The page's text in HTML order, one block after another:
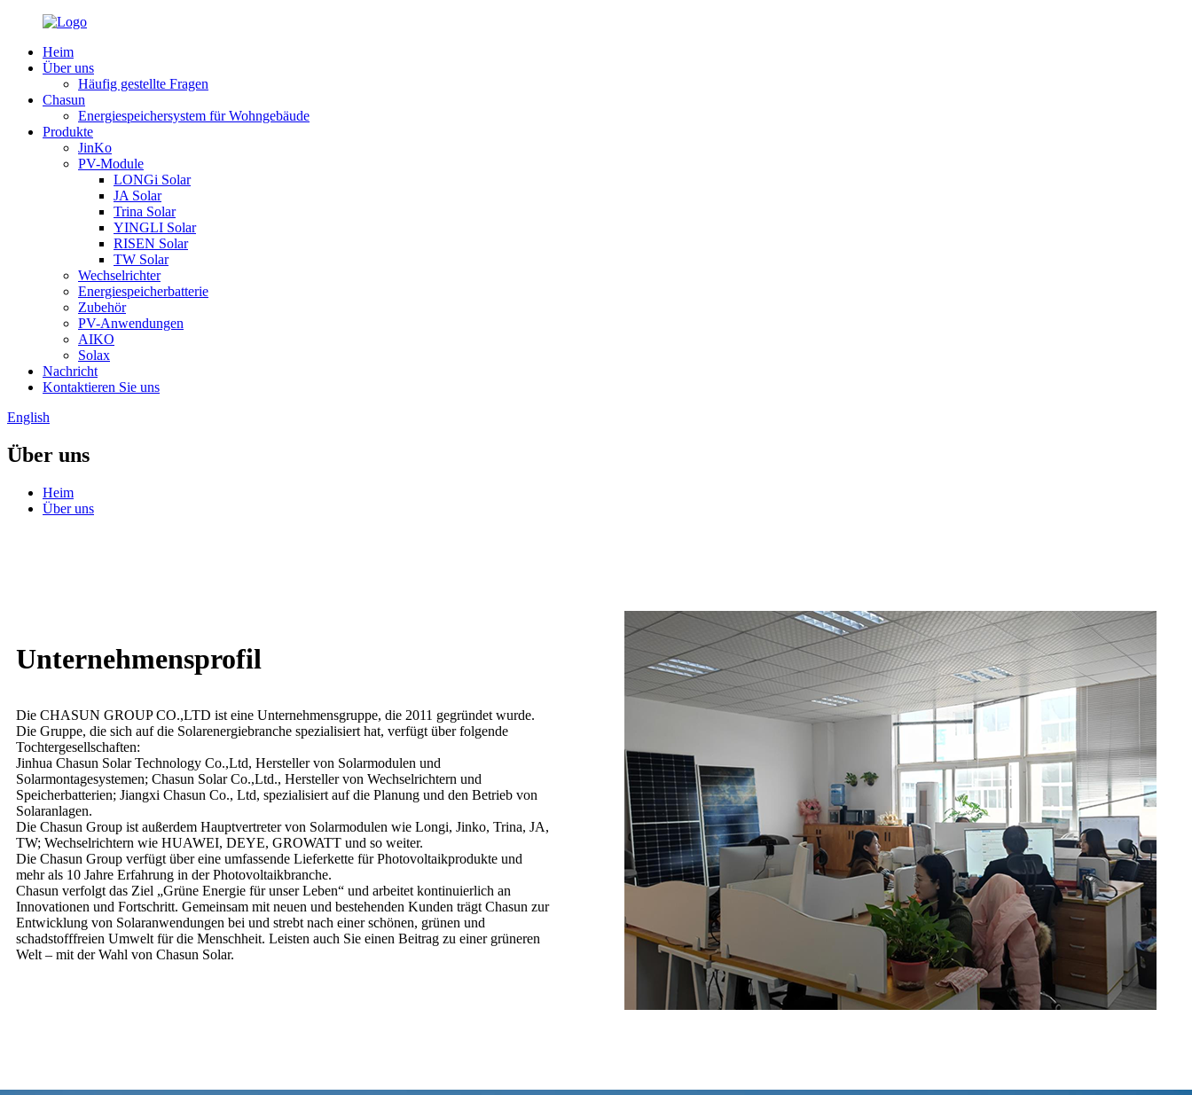
Heim
Über uns
Häufig gestellte Fragen
Chasun
Energiespeichersystem für Wohngebäude
Produkte
JinKo
PV-Module
LONGi Solar
JA Solar
Trina Solar
YINGLI Solar
RISEN Solar
TW Solar
Wechselrichter
Energiespeicherbatterie
Zubehör
PV-Anwendungen
AIKO
Solax
Nachricht
Kontaktieren Sie uns
English
Über uns
Heim
Über uns
Unternehmensprofil
Die CHASUN GROUP CO.,LTD ist eine Unternehmensgruppe, die 2011 gegründet wurde.
Die Gruppe, die sich auf die Solarenergiebranche spezialisiert hat, verfügt über folgende
Tochtergesellschaften:
Jinhua Chasun Solar Technology Co.,Ltd, Hersteller von Solarmodulen und
Solarmontagesystemen; Chasun Solar Co.,Ltd., Hersteller von Wechselrichtern und
Speicherbatterien; Jiangxi Chasun Co., Ltd, spezialisiert auf die Planung und den Betrieb von
Solaranlagen.
Die Chasun Group ist außerdem Hauptvertreter von Solarmodulen wie Longi, Jinko, Trina, JA,
TW; Wechselrichtern wie HUAWEI, DEYE, GROWATT und so weiter.
Die Chasun Group verfügt über eine umfassende Lieferkette für Photovoltaikprodukte und
mehr als 10 Jahre Erfahrung in der Photovoltaikbranche.
Chasun verfolgt das Ziel „Grüne Energie für unser Leben“ und arbeitet kontinuierlich an
Innovationen und Fortschritt. Gemeinsam mit neuen und bestehenden Kunden trägt Chasun zur
Entwicklung von Solaranwendungen bei und strebt nach einer schönen, grünen und
schadstofffreien Umwelt für die Menschheit. Leisten auch Sie einen Beitrag zu einer grüneren
Welt – mit der Wahl von Chasun Solar.